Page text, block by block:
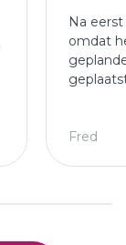
Na
omdat
Fred